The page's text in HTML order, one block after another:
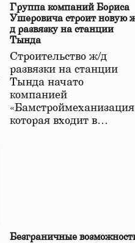
Группа компаний Бориса
Ушеровича строит новую
д развязку на станции
Тында
Строительство ж/д
развязки на станции
Тында начато
компанией
которая входит в…
Безграничные